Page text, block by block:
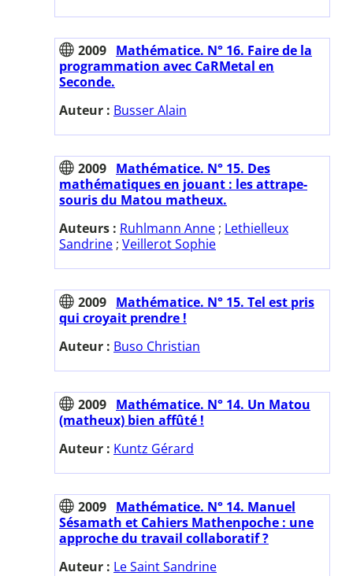
2009 Mathématice. N° 16. Faire de la
programmation avec CaRMetal en
Seconde.
Auteur : Busser Alain
2009 Mathématice. N° 15. Des
mathématiques en jouant : les attrape-
souris du Matou matheux.
Auteurs : Ruhlmann Anne ; Lethielleux
Sandrine ; Veillerot Sophie
2009 Mathématice. N° 15. Tel est pris
qui croyait prendre !
Auteur : Buso Christian
2009 Mathématice. N° 14. Un Matou
(matheux) bien affûté !
Auteur : Kuntz Gérard
2009 Mathématice. N° 14. Manuel
Sésamath et Cahiers Mathenpoche : une
approche du travail collaboratif ?
Auteur : Le Saint Sandrine